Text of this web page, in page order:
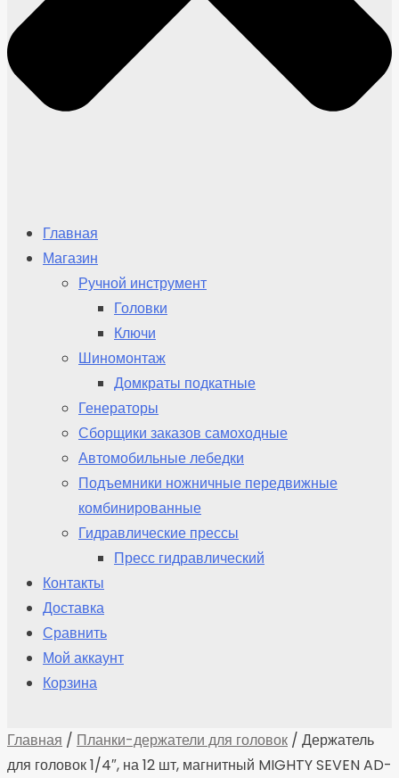
Главная
Магазин
Ручной инструмент
Головки
Ключи
Шиномонтаж
Домкраты подкатные
Генераторы
Сборщики заказов самоходные
Автомобильные лебедки
Подъемники ножничные передвижные
комбинированные
Гидравлические прессы
Пресс гидравлический
Контакты
Доставка
Сравнить
Мой аккаунт
Корзина
Главная / Планки-держатели для головок / Держатель
для головок 1/4″, на 12 шт, магнитный MIGHTY SEVEN AD-